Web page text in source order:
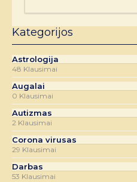
Kategorijos
Astrologija
48 Klausimai
Augalai
0 Klausimai
Autizmas
2 Klausimai
Corona virusas
29 Klausimai
Darbas
53 Klausimai